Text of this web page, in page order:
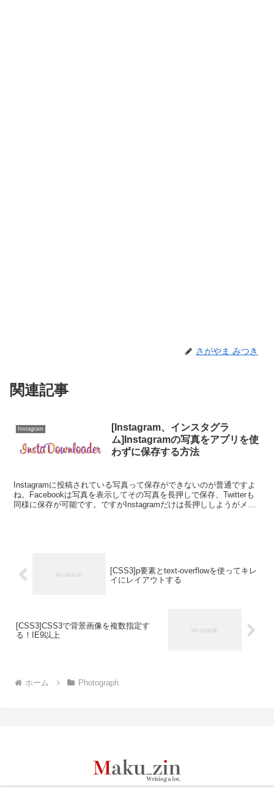
さがやま みつき
関連記事
Instagram
[Instagram、インスタグラ
ム]Instagramの写真をアプリを使
わずに保存する方法
Instagramに投稿されている写真って保存ができないのが普通ですよ
ね。Facebookは写真を表示してその写真を長押しで保存、Twitterも
同様に保存が可能です。ですがInstagramだけは長押ししようがメニ
[CSS3]p要素とtext-overflowを使ってキレ
イにレイアウトする
[CSS3]CSS3で背景画像を複数指定す
る！IE9以上
ホーム Photograph